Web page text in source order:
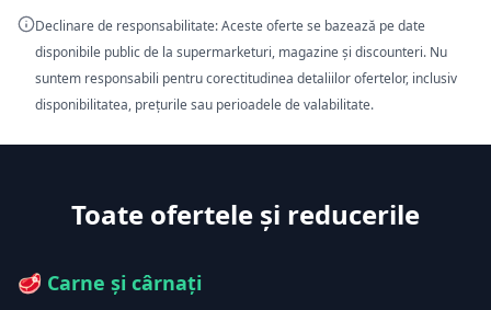
Declinare de responsabilitate: Aceste oferte se bazează pe date
disponibile public de la supermarketuri, magazine și discounteri. Nu
suntem responsabili pentru corectitudinea detaliilor ofertelor, inclusiv
disponibilitatea, prețurile sau perioadele de valabilitate.
Toate ofertele și reducerile
🥩 Carne și cârnați